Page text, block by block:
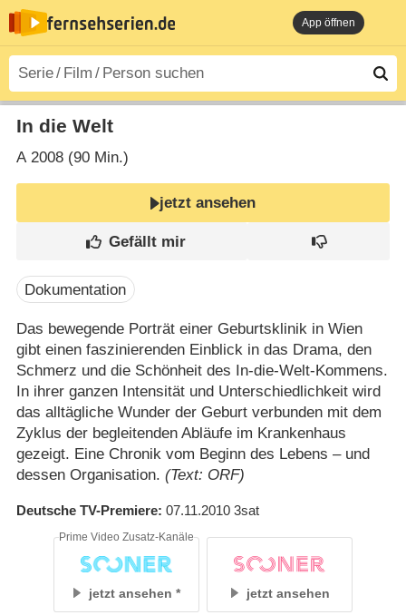
App öffnen
In die Welt
A2008 (90 Min.)
jetzt ansehen
Dokumentation
Das bewegende Porträt einer Geburtsklinik in Wien
gibt einen faszinierenden Einblick in das Drama, den
Schmerz und die Schönheit des In-die-Welt-Kommens.
In ihrer ganzen Intensität und Unterschiedlichkeit wird
das alltägliche Wunder der Geburt verbunden mit dem
Zyklus der begleitenden Abläufe im Krankenhaus
gezeigt. Eine Chronik vom Beginn des Lebens – und
dessen Organisation. (Text: ORF)
Deutsche TV-Premiere 07.11.2010 3sat
jetzt ansehen
Prime Video Zusatz-Kanäle
jetzt ansehen